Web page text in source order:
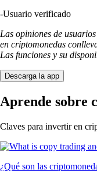
-Usuario verificado
Las opiniones de
en criptomonedas
Las funciones y su
Descarga la app
Aprende sobre
Claves para invertir en
¿Qué son las